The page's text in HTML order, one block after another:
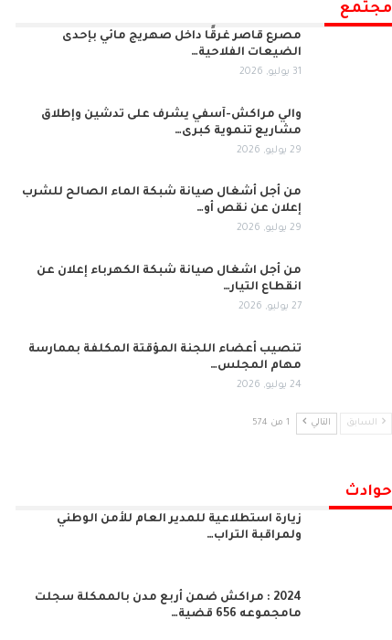
مجتمع
مصرع قاصر غرقًا داخل صهريج مائي بإحدى
الضيعات الفلاحية…
31 يوليو, 2026
والي مراكش-آسفي يشرف على تدشين وإطلاق
مشاريع تنموية كبرى…
29 يوليو, 2026
من أجل أشغال صيانة شبكة الماء الصالح للشرب
إعلان عن نقص أو…
29 يوليو, 2026
من أجل اشغال صيانة شبكة الكهرباء إعلان عن
انقطاع التيار…
27 يوليو, 2026
تنصيب أعضاء اللجنة المؤقتة المكلفة بممارسة
مهام المجلس…
24 يوليو, 2026
السابق التالي 1 من 574
حوادث
زيارة استطلاعية للمدير العام للأمن الوطني
ولمراقبة التراب…
2024 : مراكش ضمن أربع مدن بالممكلة سجلت
مامجموعه 656 قضية…